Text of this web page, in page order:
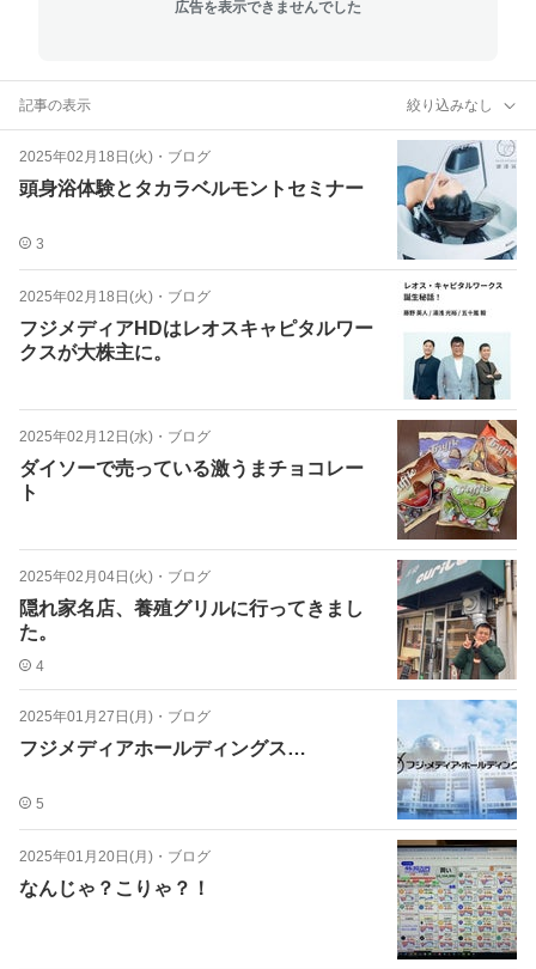
広告を表示できませんでした
記事の表示 絞り込みなし
2025年02月18日(火) ・ ブログ
頭身浴体験とタカラベルモントセミナー
3
2025年02月18日(火) ・ ブログ
フジメディアHDはレオスキャピタルワー
クスが大株主に。
2025年02月12日(水) ・ ブログ
ダイソーで売っている激うまチョコレー
ト
2025年02月04日(火) ・ ブログ
隠れ家名店、養殖グリルに行ってきまし
た。
4
2025年01月27日(月) ・ ブログ
フジメディアホールディングス…
5
2025年01月20日(月) ・ ブログ
なんじゃ？こりゃ？！